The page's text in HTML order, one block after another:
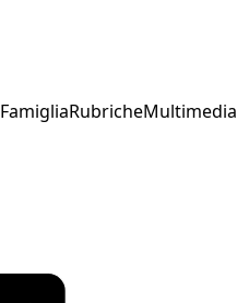
FamigliaRubricheMultimedia